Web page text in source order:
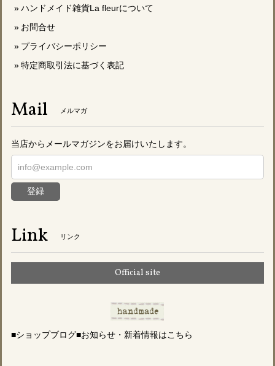
ハンドメイド雑貨La fleurについて
お問合せ
プライバシーポリシー
特定商取引法に基づく表記
Mail メルマガ
当店からメールマガジンをお届けいたします。
登録
Link リンク
Official site
■ショップブログ■お知らせ・新着情報はこちら